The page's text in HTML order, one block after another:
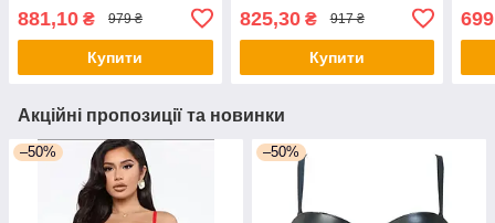
881,10 ₴ 979 ₴
Купити
825,30₴ 917 ₴
Купити
699
Акційні пропозиції та новинки
–50% –50%